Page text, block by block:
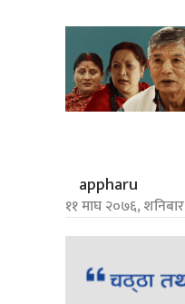
appharu
११ माघ २०७६, शनिबार